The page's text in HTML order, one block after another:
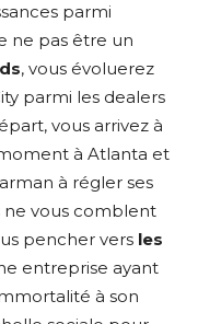
parmi
ne pas être un
, vous évoluerez
parmi les dealers
vous arrivez à
à Atlanta et
à régler ses
ne vous comblent
pencher vers les
entreprise ayant
à son